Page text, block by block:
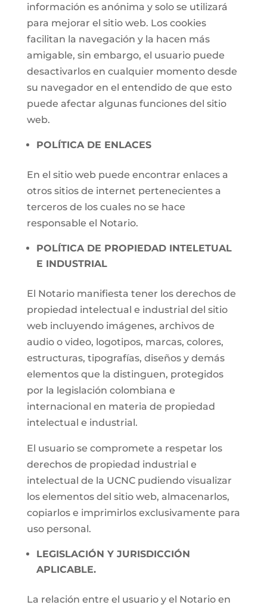
información es anónima y solo se utilizará
para mejorar el sitio web. Los cookies
facilitan la navegación y la hacen más
amigable, sin embargo, el usuario puede
desactivarlos en cualquier momento desde
su navegador en el entendido de que esto
puede afectar algunas funciones del sitio
web.
POLÍTICA DE ENLACES
En el sitio web puede encontrar enlaces a
otros sitios de internet pertenecientes a
terceros de los cuales no se hace
responsable el Notario.
POLÍTICA DE PROPIEDAD INTELETUAL
E INDUSTRIAL
El Notario manifiesta tener los derechos de
propiedad intelectual e industrial del sitio
web incluyendo imágenes, archivos de
audio o video, logotipos, marcas, colores,
estructuras, tipografías, diseños y demás
elementos que la distinguen, protegidos
por la legislación colombiana e
internacional en materia de propiedad
intelectual e industrial.
El usuario se compromete a respetar los
derechos de propiedad industrial e
intelectual de la UCNC pudiendo visualizar
los elementos del sitio web, almacenarlos,
copiarlos e imprimirlos exclusivamente para
uso personal.
LEGISLACIÓN Y JURISDICCIÓN
APLICABLE.
La relación entre el usuario y el Notario en